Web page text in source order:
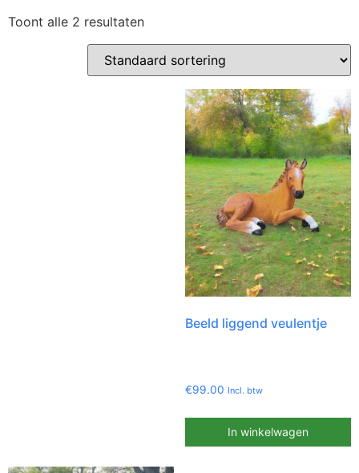
Toont alle 2 resultaten
Beeld liggend veulentje
€99.00 Incl. btw
In winkelwagen